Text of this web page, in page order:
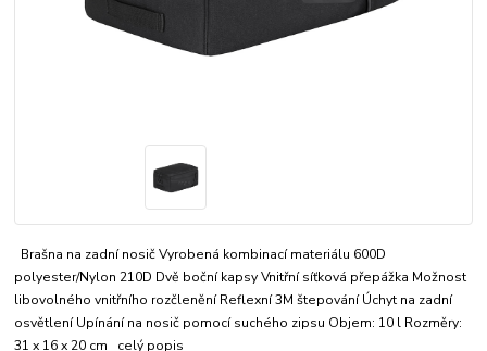
Brašna na zadní nosič Vyrobená kombinací materiálu 600D
polyester/Nylon 210D Dvě boční kapsy Vnitřní síťková přepážka Možnost
libovolného vnitřního rozčlenění Reflexní 3M štepování Úchyt na zadní
osvětlení Upínání na nosič pomocí suchého zipsu Objem: 10 l Rozměry:
31 x 16 x 20 cm celý popis